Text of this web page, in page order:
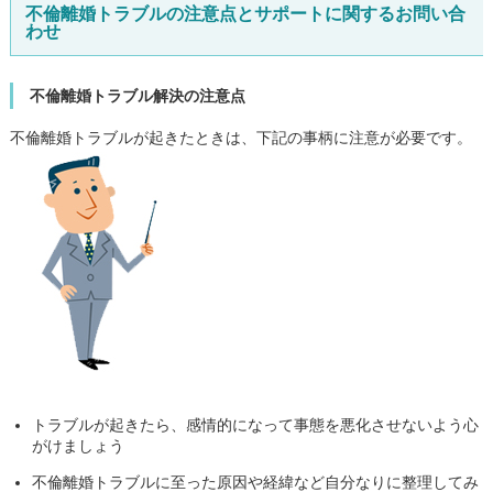
不倫離婚トラブルの注意点とサポートに関するお問い合
わせ
不倫離婚トラブル解決の注意点
不倫離婚トラブルが起きたときは、下記の事柄に注意が必要です。
トラブルが起きたら、感情的になって事態を悪化させないよう心
がけましょう
不倫離婚トラブルに至った原因や経緯など自分なりに整理してみ